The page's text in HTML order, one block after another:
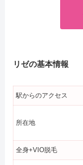
リゼの基本情報
駅からのアクセス
所在地
全身+VIO脱毛